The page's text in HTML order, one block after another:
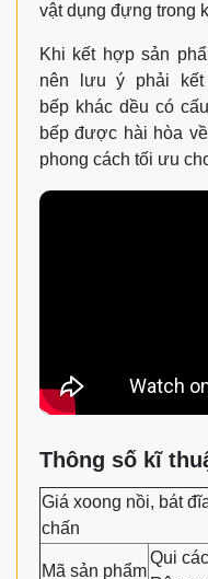
vật dụng đựng trong
Khi kết hợp sản
nên lưu ý phải
bếp khác dều có
bếp được hài hòa
phong cách tối ưu
Thông số kĩ
Giá xoong nồi, bát
chấn
Mã sản phẩm
Qui